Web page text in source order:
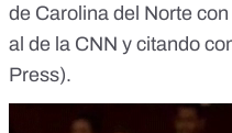
de Carolina del Norte
al de la CNN y citando
Press).